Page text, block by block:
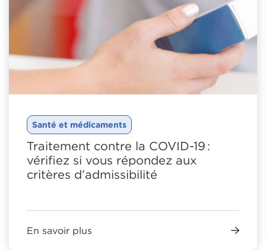
Santé et médicaments
Traitement contre la COVID-19 :
vérifiez si vous répondez aux
critères d’admissibilité
En savoir plus